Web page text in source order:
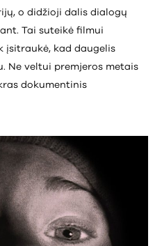
o didžioji dalis dialogų
Tai suteikė filmui
įsitraukė, kad daugelis
Ne veltui premjeros metais
dokumentinis